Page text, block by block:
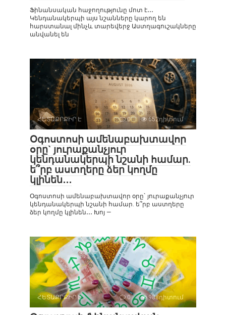
Ֆինանսական հաջողությունը մոտ է․․․
Կենդանակերպի այս նշանները կարող են
հարստանալ մինչև տարեվերջ Աստղագուշակները
անվանել են
ՀԵՏԱՔՐՔԻՐ Է 0 652դիտում
Օգոստոսի ամենաբախտավոր
օրը` յուրաքանչյուր
կենդանակերպի նշանի համար.
ե՞րբ աստղերը ձեր կողմը
կլինեն․․․
Օգոստոսի ամենաբախտավոր օրը` յուրաքանչյուր
կենդանակերպի նշանի համար. ե՞րբ աստղերը
ձեր կողմը կլինեն․․․ Խոյ —
ՀԵՏԱՔՐՔԻՐ Է 0 988դիտում